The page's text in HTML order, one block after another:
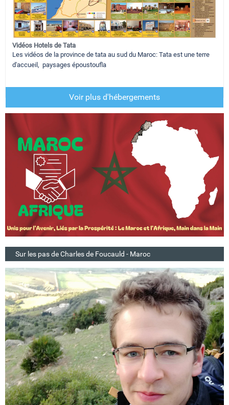
Vidéos Hotels de Tata
Les vidéos de la province de tata au sud du Maroc: Tata est une terre
d'accueil, paysages époustoufla
Voir plus d'hébergements
Sur les pas de Charles de Foucauld - Maroc